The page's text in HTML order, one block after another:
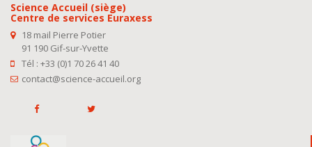
Science Accueil (siège)
Centre de services Euraxess
18 mail Pierre Potier
91 190 Gif-sur-Yvette
Tél : +33 (0)1 70 26 41 40
contact@science-accueil.org